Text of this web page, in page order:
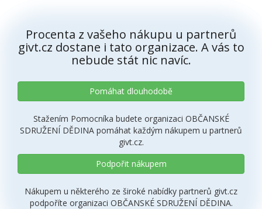
Procenta z vašeho nákupu u partnerů
givt.cz dostane i tato organizace. A vás to
nebude stát nic navíc.
Pomáhat dlouhodobě
Stažením Pomocníka budete organizaci OBČANSKÉ
SDRUŽENÍ DĚDINA pomáhat každým nákupem u partnerů
givt.cz.
Podpořit nákupem
Nákupem u některého ze široké nabídky partnerů givt.cz
podpoříte organizaci OBČANSKÉ SDRUŽENÍ DĚDINA.